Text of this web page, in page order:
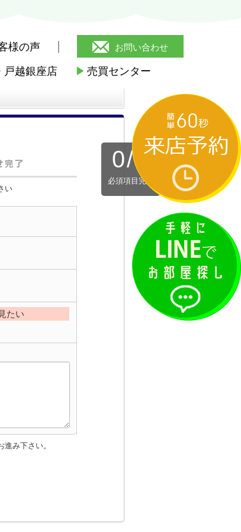
様の声 お問い合わせ
戸越銀座店 ▶ 売買センター
0/3
必須項目完了
い
たい
み下さい。